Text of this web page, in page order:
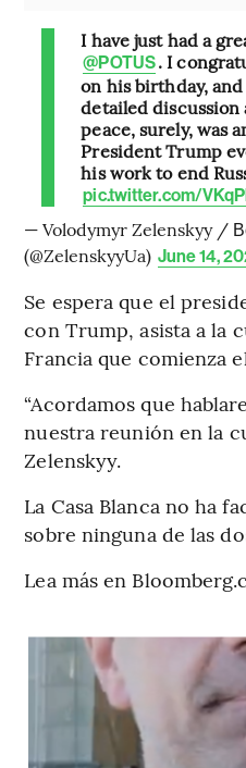
I have just had a
@POTUS. I
on his birthday,
detailed discussion
peace, surely, was
President Trump
his work to end
pic.twitter.com/
— Volodymyr Zelenskyy /
(@ZelenskyyUa) June 14,
Se espera que el
con Trump, asista a la
Francia que comienza
“Acordamos que
nuestra reunión en la
Zelenskyy.
La Casa Blanca no ha
sobre ninguna de las
Lea más en